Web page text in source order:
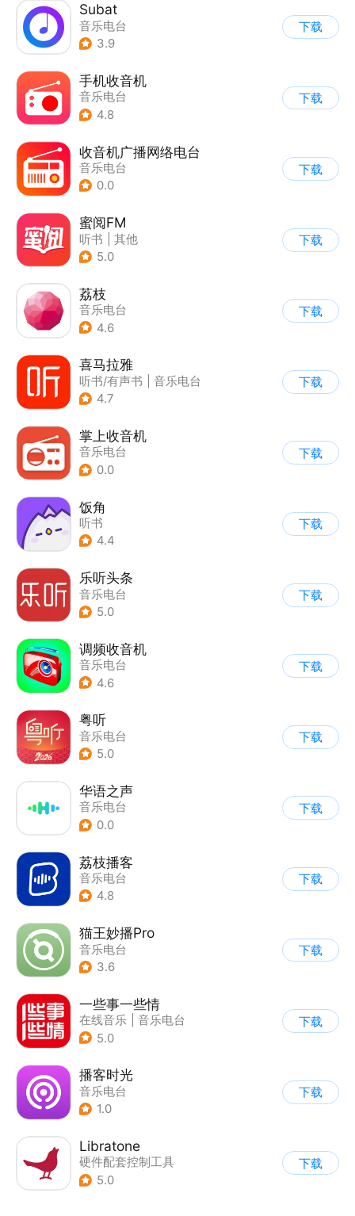
Subat
音乐电台
3.9
下载
手机收音机
音乐电台
4.8
下载
收音机广播网络电台
音乐电台
0.0
下载
蜜阅FM
听书
其他
5.0
下载
荔枝
音乐电台
4.6
下载
喜马拉雅
听书/有声书
音乐电台
4.7
下载
掌上收音机
音乐电台
0.0
下载
饭角
听书
4.4
下载
乐听头条
音乐电台
5.0
下载
调频收音机
音乐电台
4.6
下载
粤听
音乐电台
5.0
下载
华语之声
音乐电台
0.0
下载
荔枝播客
音乐电台
4.8
下载
猫王妙播Pro
音乐电台
3.6
下载
一些事一些情
在线音乐
音乐电台
5.0
下载
播客时光
音乐电台
1.0
下载
Libratone
硬件配套控制工具
| 音乐电台
5.0
下载